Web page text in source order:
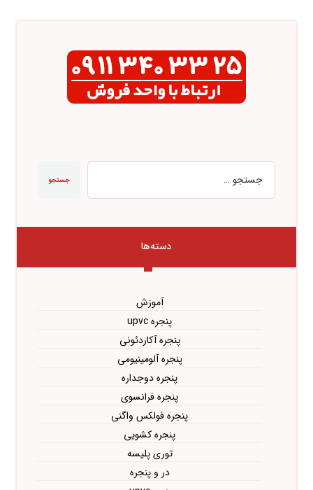
جستجو
دسته‌ها
آموزش
پنجره upvc
پنجره آکاردئونی
پنجره آلومینیومی
پنجره دوجداره
پنجره فرانسوی
پنجره فولکس واگنی
پنجره کشویی
توری پلیسه
در و پنجره